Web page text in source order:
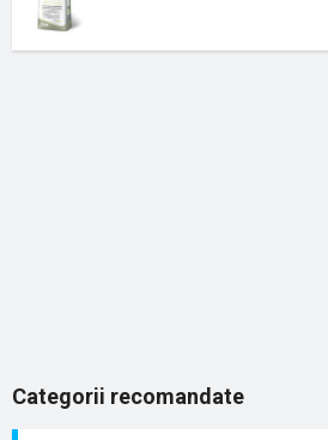
Categorii recomandate